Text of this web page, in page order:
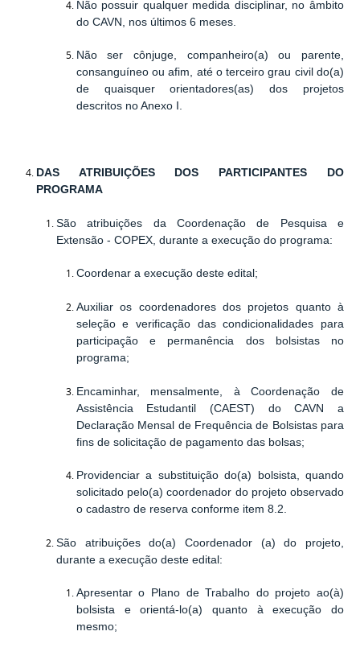
Não possuir qualquer medida disciplinar, no âmbito
do CAVN, nos últimos 6 meses.
Não ser cônjuge, companheiro(a) ou parente,
consanguíneo ou afim, até o terceiro grau civil do(a)
de quaisquer orientadores(as) dos projetos
descritos no Anexo I.
DAS ATRIBUIÇÕES DOS PARTICIPANTES DO
PROGRAMA
São atribuições da Coordenação de Pesquisa e
Extensão - COPEX, durante a execução do programa:
Coordenar a execução deste edital;
Auxiliar os coordenadores dos projetos quanto à
seleção e verificação das condicionalidades para
participação e permanência dos bolsistas no
programa;
Encaminhar, mensalmente, à Coordenação de
Assistência Estudantil (CAEST) do CAVN a
Declaração Mensal de Frequência de Bolsistas para
fins de solicitação de pagamento das bolsas;
Providenciar a substituição do(a) bolsista, quando
solicitado pelo(a) coordenador do projeto observado
o cadastro de reserva conforme item 8.2.
São atribuições do(a) Coordenador (a) do projeto
durante a execução deste edital:
Apresentar o Plano de Trabalho do projeto ao(à)
bolsista e orientá-lo(a) quanto à execução do
mesmo;